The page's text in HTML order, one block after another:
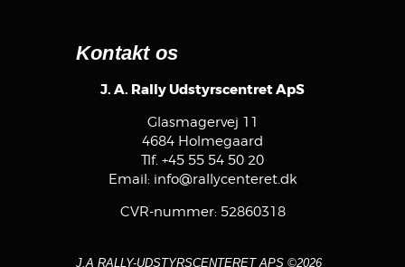
Kontakt os
J. A. Rally Udstyrscentret ApS
Glasmagervej 11
4684 Holmegaard
Tlf. +45 55 54 50 20
Email: info@rallycenteret.dk
CVR-nummer: 52860318
J.A RALLY-UDSTYRSCENTERET APS ©2026